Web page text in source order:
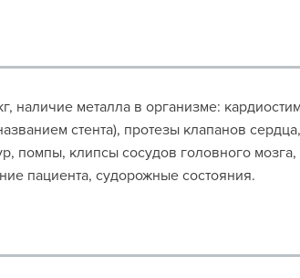
наличие металла в организме:
стента), протезы клапанов сердца,
помпы, клипсы сосудов головного мозга,
пациента, судорожные состояния.